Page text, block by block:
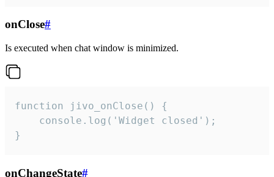
onClose#
Is executed when chat window is minimized.
function jivo_onClose() {
    console.log('Widget closed');
}
onChangeState#